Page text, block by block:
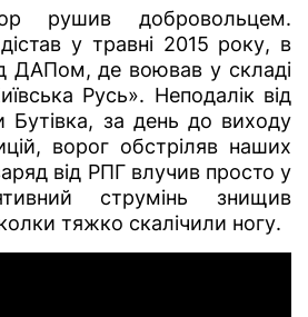
рушив добровольцем.
у травні 2015 року, в
ДАПом, де воював у складі
Русь». Неподалік від
Бутівка, за день до виходу
ворог обстріляв наших
від РПГ влучив просто у
струмінь знищив
тяжко скалічили ногу.